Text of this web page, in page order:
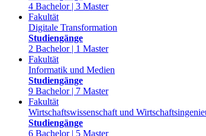
4 Bachelor | 3 Master
Fakultät
Digitale Transformation
Studiengänge
2 Bachelor | 1 Master
Fakultät
Informatik und Medien
Studiengänge
9 Bachelor | 7 Master
Fakultät
Wirtschaftswissenschaft und
Studiengänge
6 Bachelor | 5 Master